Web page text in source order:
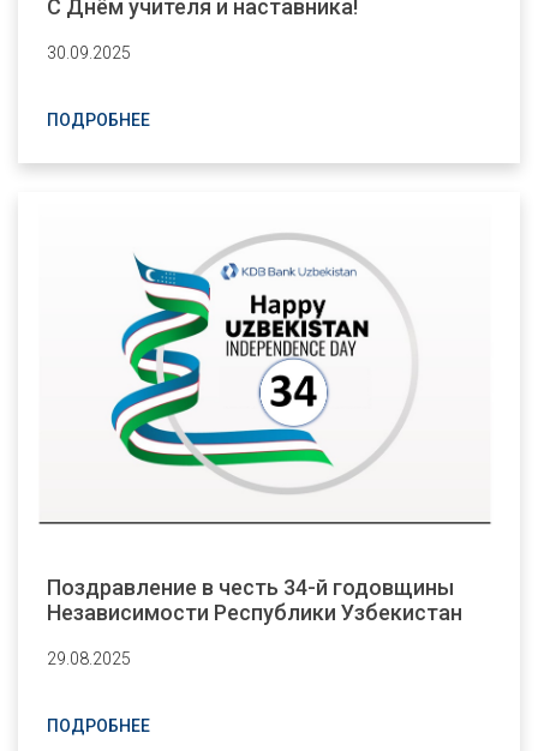
С Днём учителя и наставника!
30.09.2025
ПОДРОБНЕЕ
Поздравление в честь 34-й годовщины
Независимости Республики Узбекистан
29.08.2025
ПОДРОБНЕЕ